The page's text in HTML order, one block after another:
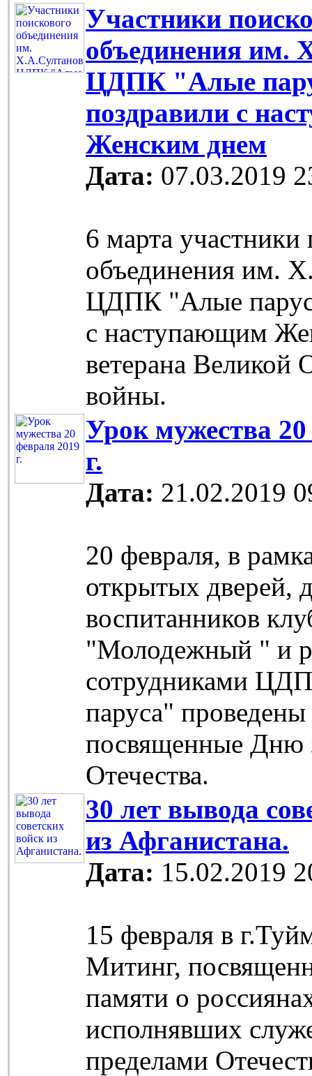
Участники
объединения им.
ЦДПК "Алые
поздравили с
Женским днем
Дата: 07.03.2019
6 марта участники
объединения им.
ЦДПК "Алые
с наступающим
ветерана Великой
войны.
Урок мужества
г.
Дата: 21.02.2019
20 февраля, в
открытых дверей,
воспитанников
"Молодежный " и
сотрудниками
паруса" проведены
посвященные Дню
Отечества.
30 лет вывода
из Афганистана.
Дата: 15.02.2019
15 февраля в
Митинг,
памяти о
исполнявших
пределами